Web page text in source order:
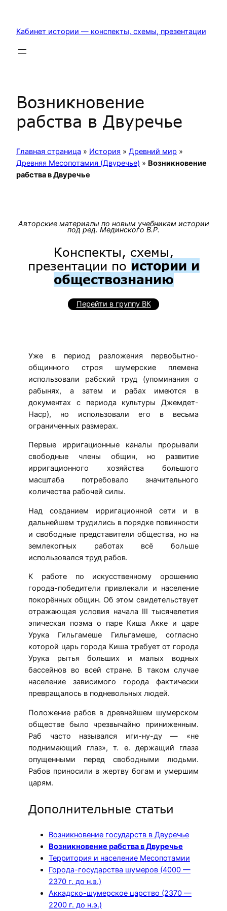
содержимому
Кабинет истории — конспекты, схемы, презентации
Возникновение
рабства в Двуречье
Главная страница » История » Древний мир »
Древняя Месопотамия (Двуречье) » Возникновение
рабства в Двуречье
Авторские материалы по новым учебникам истории
под ред. Мединского В.Р.
Конспекты, схемы,
презентации по истории и
обществознанию
Перейти в группу ВК
Уже в период разложения первобытно-
общинного строя шyмерские племена
использовали рабский труд (упоминания о
рабынях, а затем и рабах имеются в
документах с периода культуры Джемдет-
Наср), но использовали его в весьма
ограниченных размерах.
Первые ирригационные каналы прорывали
свободные члены общин, но развитие
ирригационного хозяйства большого
масштаба потребовало значительного
количества рабочей силы.
Над созданием ирригационной сети и в
дальнейшем трудились в порядке повинности
и свободные представители общества, но на
землекопных работах всё больше
использовался труд рабов.
К работе по искусственному орошению
города-победители привлекали и население
покорённых общин. Об этом свидетельствует
отражающая условия начала III тысячелетия
эпическая поэма о паре Киша Акке и царе
Урука Гильгамеше Гильгамеше, согласно
которой царь города Киша требует от города
Урука рытья больших и малых водных
бассейнов во всей стране. В таком случае
население зависимого города фактически
превращалось в подневольных людей.
Положение рабов в древнейшем шумерском
обществе было чрезвычайно приниженным.
Раб часто назывался иги-ну-ду — «не
поднимающий глаз», т. е. держащий глаза
опущенными перед свободными людьми.
Рабов приносили в жертву богам и умершим
царям.
Дополнительные статьи
Возникновение государств в Двуречье
Возникновение рабства в Двуречье
Территория и население Месопотамии
Города-государства шумеров (4000 —
2370 г. до н.э.)
Аккадско-шумерское царство (2370 —
2200 г. до н.э.)